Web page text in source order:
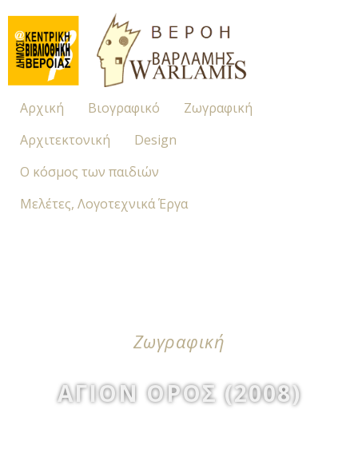
Αρχική Βιογραφικό
Ζωγραφική
Αρχιτεκτονική
Design
Ο κόσμος των παιδιών
Μελέτες, Λογοτεχνικά Έργα
Ζωγραφική
ΑΓΙΟΝ ΟΡΟΣ (2008)